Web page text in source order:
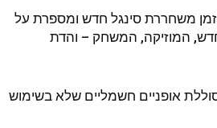
משחררת סינגל חדש ומספרת על
המוזיקה, המשחק – והדת
אופניים חשמליים שלא בשימוש